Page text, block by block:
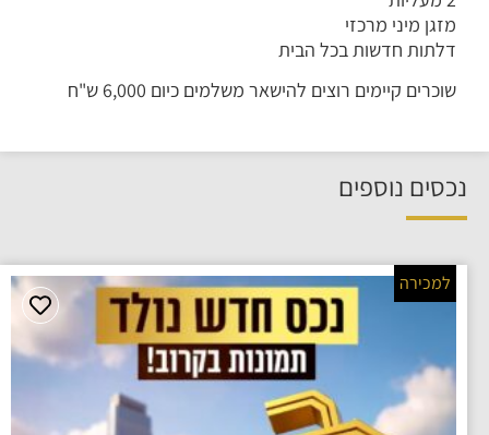
מזגן מיני מרכזי
דלתות חדשות בכל הבית
שוכרים קיימים רוצים להישאר משלמים כיום 6,000 ש"ח
נכסים נוספים
למכירה